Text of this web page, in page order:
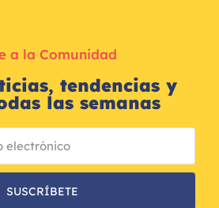
a la Comunidad
tendencias y
las semanas
SUSCRÍBETE